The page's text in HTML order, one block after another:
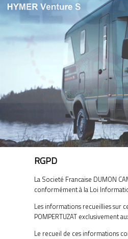
RGPD
La Societé Francaise DUMON
conformément à la Loi
Les informations recueillies sur
POMPERTUZAT exclusivement
Le recueil de ces informations